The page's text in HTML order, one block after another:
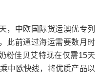
中欧国际货运澳优专列
此前通过海运需要数月时
粉佳贝艾特现在仅需15天
中欧快线，将优质产品以